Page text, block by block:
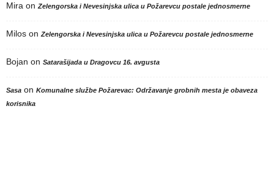
Mira onZelengorska i Nevesinjska ulica u Požarevcu postale jednosmerne
Milos onZelengorska i Nevesinjska ulica u Požarevcu postale jednosmerne
Bojan on Satarašijada u Dragovcu 16. avgusta
Sasa on Komunalne službe Požarevac: Održavanje grobnih mesta je obaveza
korisnika